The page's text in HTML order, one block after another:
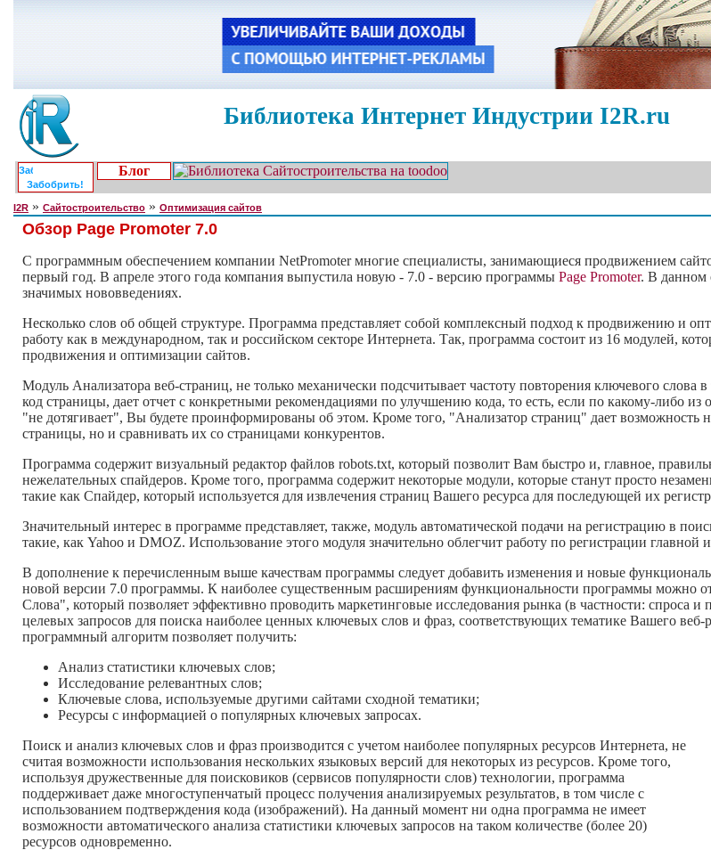
Библиотека Интернет Индустрии I2R.ru
Забобрить!
Блог
I2R » Сайтостроительство » Оптимизация сайтов
Обзор Page Promoter 7.0
С программным обеспечением компании NetPromoter многие специалисты, занимающиеся продвижением
первый год. В апреле этого года компания выпустила новую - 7.0 - версию программы Page Promoter. В данном
значимых нововведениях.
Несколько слов об общей структуре. Программа представляет собой комплексный подход к продвижению и
работу как в международном, так и российском секторе Интернета. Так, программа состоит из 16 модулей,
продвижения и оптимизации сайтов.
Mодуль Анализатора веб-страниц, не только механически подсчитывает частоту повторения ключевого слова
код страницы, дает отчет с конкретными рекомендациями по улучшению кода, то есть, если по какому-либо
"не дотягивает", Вы будете проинформированы об этом. Кроме того, "Анализатор страниц" дает возможность
страницы, но и сравнивать их со страницами конкурентов.
Программа содержит визуальный редактор файлов robots.txt, который позволит Вам быстро и, главное,
нежелательных спайдеров. Кроме того, программа содержит некоторые модули, которые станут просто
такие как Спайдер, который используется для извлечения страниц Вашего ресурса для последующей их
Значительный интерес в программе представляет, также, модуль автоматической подачи на регистрацию в
такие, как Yahoo и DMOZ. Использование этого модуля значительно облегчит работу по регистрации главной
В дополнение к перечисленным выше качествам программы следует добавить изменения и новые
новой версии 7.0 программы. К наиболее существенным расширениям функциональности программы можно
Слова", который позволяет эффективно проводить маркетинговые исследования рынка (в частности: спроса и
целевых запросов для поиска наиболее ценных ключевых слов и фраз, соответствующих тематике Вашего
программный алгоритм позволяет получить:
Анализ статистики ключевых слов;
Исследование релевантных слов;
Ключевые слова, используемые другими сайтами сходной тематики;
Ресурсы с информацией о популярных ключевых запросах.
Поиск и анализ ключевых слов и фраз производится с учетом наиболее популярных ресурсов Интернета, не
считая возможности использования нескольких языковых версий для некоторых из ресурсов. Кроме того,
используя дружественные для поисковиков (сервисов популярности слов) технологии, программа
поддерживает даже многоступенчатый процесс получения анализируемых результатов, в том числе с
использованием подтверждения кода (изображений). На данный момент ни одна программа не имеет
возможности автоматического анализа статистики ключевых запросов на таком количестве (более 20)
ресурсов одновременно.